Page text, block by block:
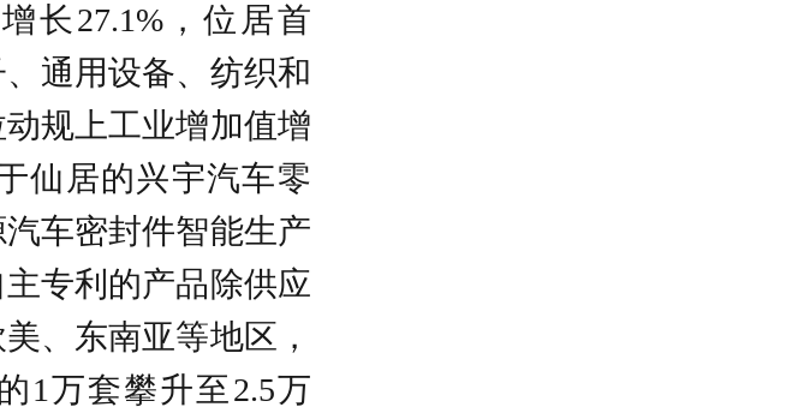
”攀升、向“新”而进，
、低空经济、机器人
长动能。
设备工器具购置投资
固定资产投资13.2个
化为工业智能化改造
劲支撑。
型生成，仅供参考
长27.1%，位居首
通用设备、纺织和
规上工业增加值增
仙居的兴宇汽车零
车密封件智能生产
专利的产品除供应
、东南亚等地区，
1万套攀升至2.5万